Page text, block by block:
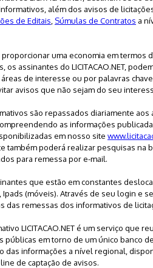
além dos avisos de
de Editais Súmulas de Contratos a
uma economia em termos
os assinantes do LICITACAO.NET,
áreas de interesse ou por palavras
avisos que não sejam do seu
são repassados diariamente
as informações
em nosso site
também poderá realizar pesquisas
para remessa por e-mail.
que estão em constantes
Ipads (móveis). Através de seu login e
das remessas dos informativos de
LICITACAO.NET é um serviço que
públicas em torno de um único banco
das informações a nível regional,
de captação de avisos.